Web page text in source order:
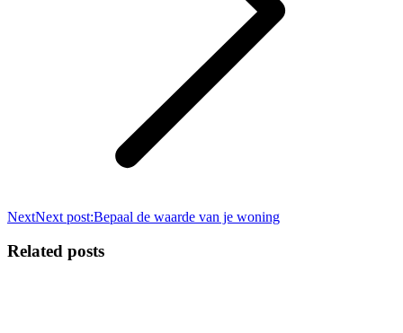
NextNext post:Bepaal de waarde van je woning
Related posts